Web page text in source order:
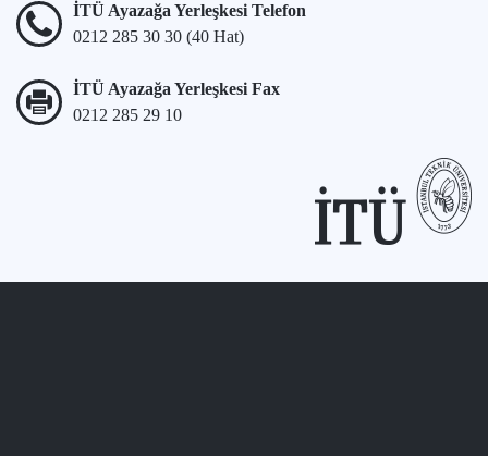
İTÜ Ayazağa Yerleşkesi Telefon
0212 285 30 30 (40 Hat)
İTÜ Ayazağa Yerleşkesi Fax
0212 285 29 10